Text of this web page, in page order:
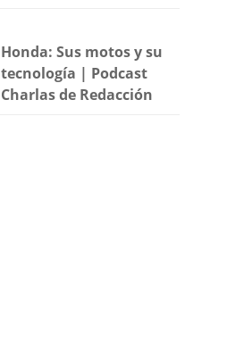
Honda: Sus motos y su
tecnología | Podcast
Charlas de Redacción